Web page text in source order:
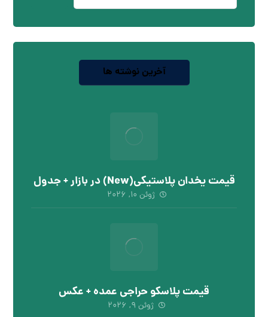
آخرین نوشته ها
قیمت یخدان پلاستیکی(New) در بازار + جدول
ژوئن ۱۰, ۲۰۲۶
قیمت پلاسکو حراجی عمده + عکس
ژوئن ۹, ۲۰۲۶